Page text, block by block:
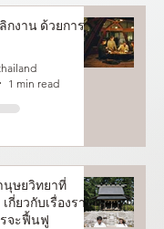
กงาน ด้วยการ
1 min read
นุษยวิทยาที่
กี่ยวกับเรื่องราว
จะฟื้นฟู